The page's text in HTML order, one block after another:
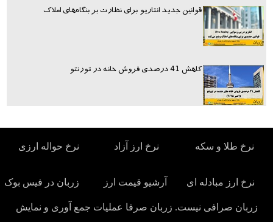
قوانین جدید انتاریو برای نظارت بر بنگاه‌های املاک
کاهش 41 درصدی فروش خانه در تورنتو
نرخ طلا و سکه نرخ ارز آزاد نرخ حواله ارزی
نرخ ارز مبادله ای آرشیو قیمت ارز زربان در فیس بوک
زربان صرافی نیست. زربان صرفا عملیات جمع آوری و نمایش